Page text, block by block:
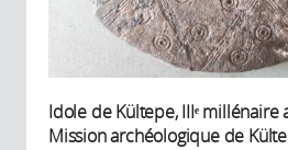
Idole de Kültepe, IIIᵉ millénaire
Mission archéologique de